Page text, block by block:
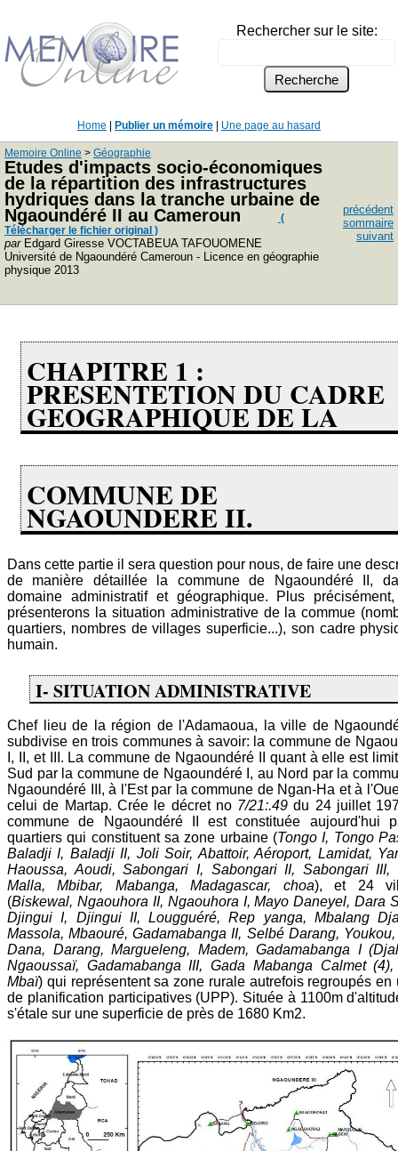
Rechercher sur le site:
Home Publier un mémoire Une page au hasard
Memoire Online > Géographie
Etudes d'impacts socio-économiques
de la répartition des infrastructures
hydriques dans la tranche urbaine de
Ngaoundéré II au Cameroun
(
Télécharger le fichier original )
parEdgard Giresse VOCTABEUA TAFOUOMENE
Université de Ngaoundéré Cameroun - Licence en géographie
physique 2013
précédent
sommaire
suivant
CHAPITRE 1 :
PRESENTETION DU CADRE
GEOGRAPHIQUE DE LA
COMMUNE DE
NGAOUNDERE II.
Dans cette partie il sera question pour nous, de faire une
de manière détaillée la commune de Ngaoundéré II,
domaine administratif et géographique. Plus
présenterons la situation administrative de la commue
quartiers, nombres de villages superficie...), son cadre
humain.
I- SITUATION ADMINISTRATIVE
Chef lieu de la région de l'Adamaoua, la ville de
subdivise en trois communes à savoir: la commune de
I, II, et III. La commune de Ngaoundéré II quant à elle est
Sud par la commune de Ngaoundéré I, au Nord par la
Ngaoundéré III, à l'Est par la commune de Ngan-Ha et à
celui de Martap. Crée le décret no 7/21:.49du 24 juillet
commune de Ngaoundéré II est constituée aujourd'hui
quartiers qui constituent sa zone urbaine (Tongo I, Tongo
Baladji I, Baladji II, Joli Soir, Abattoir, Aéroport, Lamidat,
Haoussa, Aoudi, Sabongari I, Sabongari II, Sabongari III,
Malla, Mbibar, Mabanga, Madagascar, choa), et 24
(Biskewal, Ngaouhora II, Ngaouhora I, Mayo Daneyel, Dara
Djingui I, Djingui II, Lougguéré, Rep yanga, Mbalang
Massola, Mbaouré, Gadamabanga II, Selbé Darang,
Dana, Darang, Margueleng, Madem, Gadamabanga I
Ngaoussaï, Gadamabanga III, Gada Mabanga Calmet
Mbaï) qui représentent sa zone rurale autrefois regroupés en
de planification participatives (UPP). Située à 1100m
s'étale sur une superficie de près de 1680 Km2.